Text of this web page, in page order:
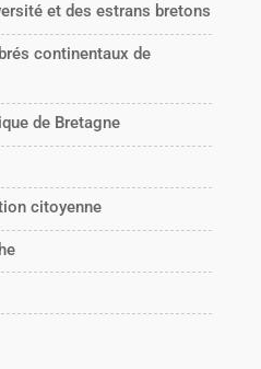
et des estrans bretons
continentaux de
de Bretagne
citoyenne